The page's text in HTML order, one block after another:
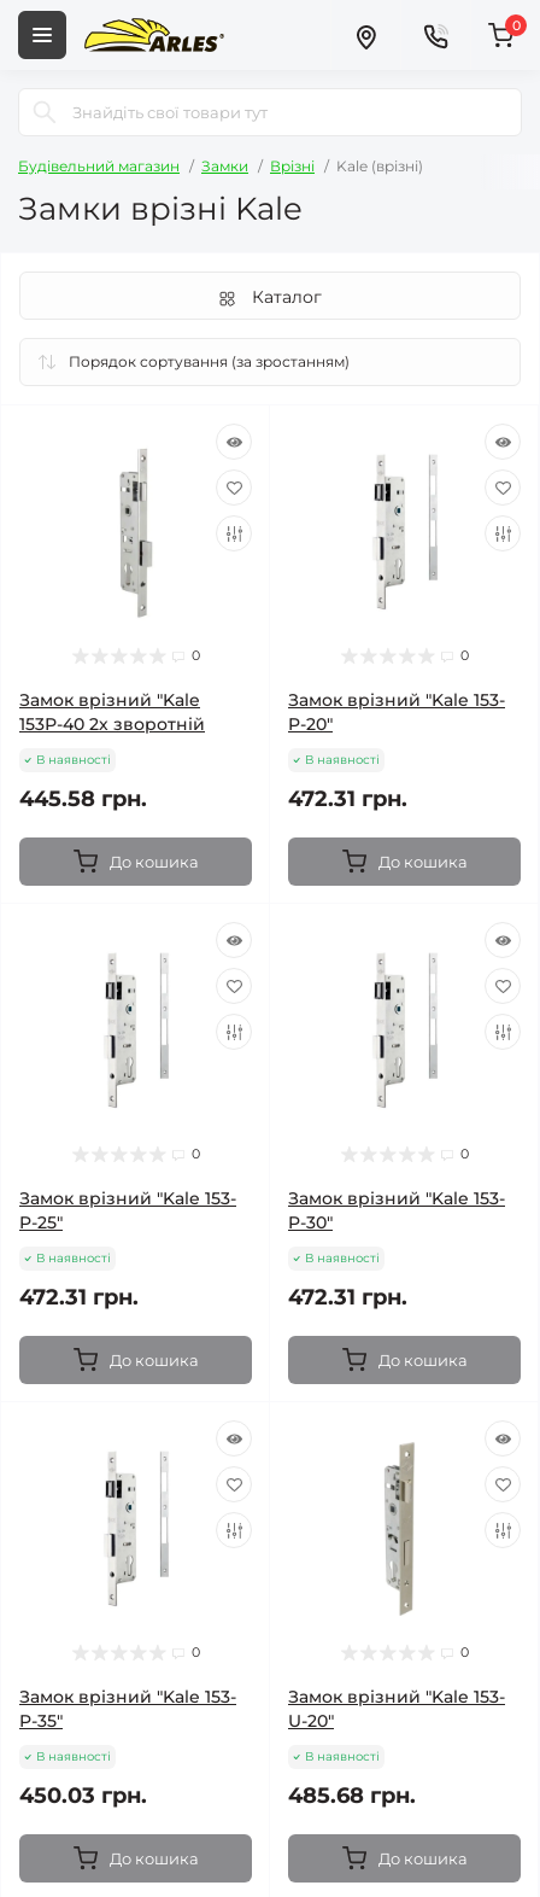
0
Будівельний магазин Замки Врізні Kale (врізні)
Замки врізні Kale
Каталог
0
Замок врізний "Kale
153Р-40 2х зворотній
В наявності
445.58 грн.
До кошика
0
Замок врізний "Kale 153-
P-20"
В наявності
472.31 грн.
До кошика
0
Замок врізний "Kale 153-
P-25"
В наявності
472.31 грн.
До кошика
0
Замок врізний "Kale 153-
P-30"
В наявності
472.31 грн.
До кошика
0
Замок врізний "Kale 153-
P-35"
В наявності
450.03 грн.
До кошика
0
Замок врізний "Kale 153-
U-20"
В наявності
485.68 грн.
До кошика